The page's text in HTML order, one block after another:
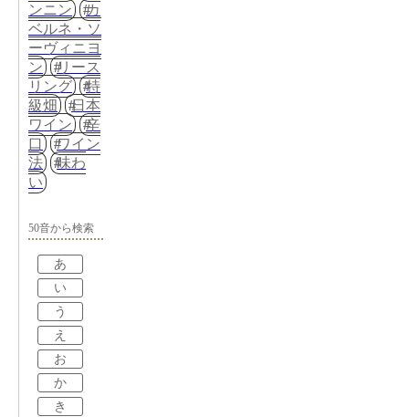
ンニン
カ
ベルネ・ソ
ーヴィニヨ
ン
リース
リング
特
級畑
日本
ワイン
辛
口
ワイン
法
味わ
い
50音から検索
あ
い
う
え
お
か
き